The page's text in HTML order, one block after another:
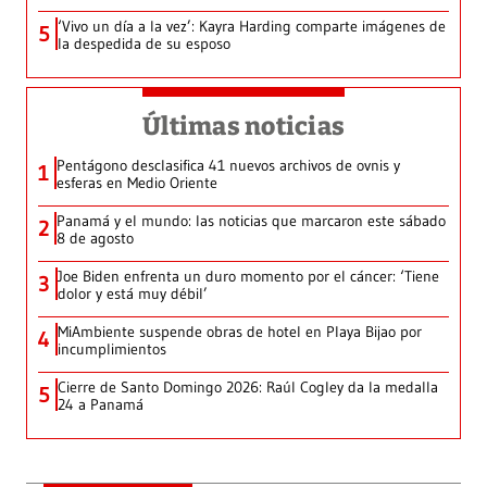
5 ‘Vivo un día a la vez’: Kayra Harding comparte imágenes de
la despedida de su esposo
Últimas noticias
1 Pentágono desclasifica 41 nuevos archivos de ovnis y
esferas en Medio Oriente
2 Panamá y el mundo: las noticias que marcaron este sábado
8 de agosto
3 Joe Biden enfrenta un duro momento por el cáncer: ‘Tiene
dolor y está muy débil’
4 MiAmbiente suspende obras de hotel en Playa Bijao por
incumplimientos
5 Cierre de Santo Domingo 2026: Raúl Cogley da la medalla
24 a Panamá